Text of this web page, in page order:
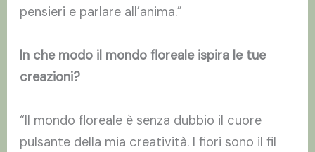
pensieri e parlare all’anima.”
In che modo il mondo floreale ispira le tue
creazioni?
“Il mondo floreale è senza dubbio il cuore
pulsante della mia creatività. I fiori sono il fil